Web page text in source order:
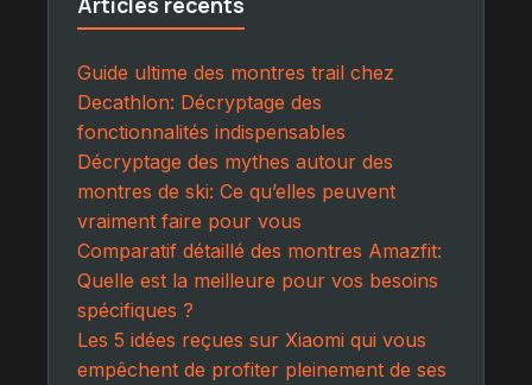
Guide ultime des montres trail chez
Decathlon: Décryptage des
fonctionnalités indispensables
Décryptage des mythes autour des
montres de ski: Ce qu’elles peuvent
vraiment faire pour vous
Comparatif détaillé des montres Amazfit:
Quelle est la meilleure pour vos besoins
spécifiques ?
Les 5 idées reçues sur Xiaomi qui vous
empêchent de profiter pleinement de ses